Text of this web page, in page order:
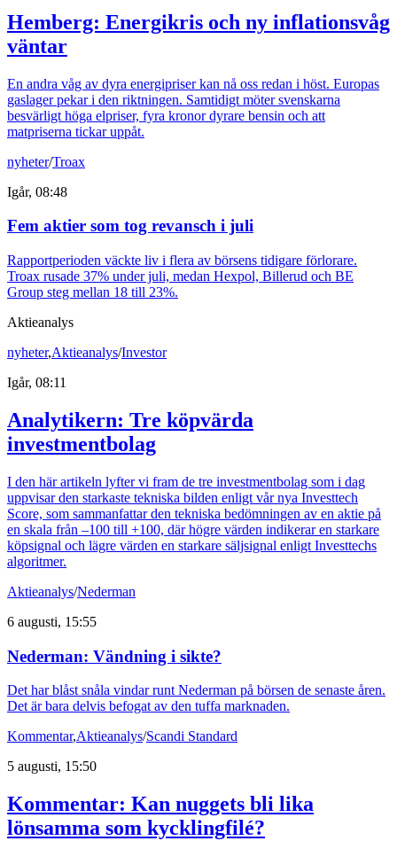
Hemberg: Energikris och ny inflationsvåg
väntar
En andra våg av dyra energipriser kan nå oss redan i höst. Europas
gaslager pekar i den riktningen. Samtidigt möter svenskarna
besvärligt höga elpriser, fyra kronor dyrare bensin och att
matpriserna tickar uppåt.
nyheter/Troax
Igår, 08:48
Fem aktier som tog revansch i juli
Rapportperioden väckte liv i flera av börsens tidigare förlorare.
Troax rusade 37% under juli, medan Hexpol, Billerud och BE
Group steg mellan 18 till 23%.
Aktieanalys
nyheter,Aktieanalys/Investor
Igår, 08:11
Analytikern: Tre köpvärda
investmentbolag
I den här artikeln lyfter vi fram de tre investmentbolag som i dag
uppvisar den starkaste tekniska bilden enligt vår nya Investtech
Score, som sammanfattar den tekniska bedömningen av en aktie på
en skala från –100 till +100, där högre värden indikerar en starkare
köpsignal och lägre värden en starkare säljsignal enligt Investtechs
algoritmer.
Aktieanalys/Nederman
6 augusti, 15:55
Nederman: Vändning i sikte?
Det har blåst snåla vindar runt Nederman på börsen de senaste åren.
Det är bara delvis befogat av den tuffa marknaden.
Kommentar,Aktieanalys/Scandi Standard
5 augusti, 15:50
Kommentar: Kan nuggets bli lika
lönsamma som kycklingfilé?